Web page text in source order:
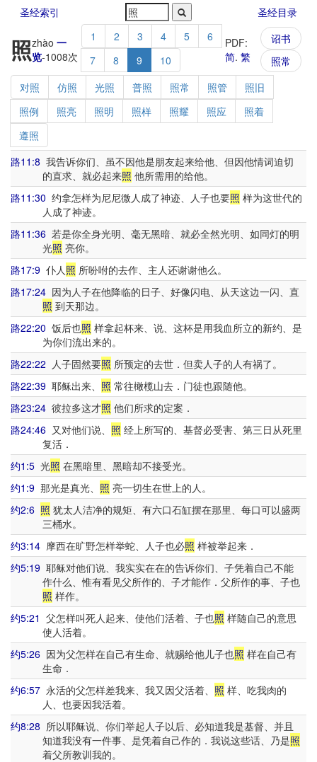
圣经索引 圣经目录
照zhào 一
览-1008次
1 2 3 4 5
6
7
8 9 10
PDF:
简. 繁
诏书
照常
对照
仿照 光照 普照 照常 照管
照旧
照例
照亮 照明 照样 照耀 照应
照着
遵照
路11:8 我告诉你们、虽不因他是朋友起来给他、但因他情词迫切
的直求、就必起来照 他所需用的给他。
路11:30 约拿怎样为尼尼微人成了神迹、人子也要照 样为这世代的
人成了神迹。
路11:36 若是你全身光明、毫无黑暗、就必全然光明、如同灯的明
光照 亮你。
路17:9 仆人照 所吩咐的去作、主人还谢谢他么。
路17:24 因为人子在他降临的日子、好像闪电、从天这边一闪、直
照 到天那边。
路22:20 饭后也照 样拿起杯来、说、这杯是用我血所立的新约、是
为你们流出来的。
路22:22 人子固然要照 所预定的去世．但卖人子的人有祸了。
路22:39 耶稣出来、 照 常往橄榄山去．门徒也跟随他。
路23:24 彼拉多这才照 他们所求的定案．
路24:46 又对他们说、 照 经上所写的、基督必受害、第三日从死里
复活．
约1:5 光照 在黑暗里、黑暗却不接受光。
约1:9 那光是真光、 照 亮一切生在世上的人。
约2:6 照 犹太人洁净的规矩、有六口石缸摆在那里、每口可以盛两
三桶水。
约3:14 摩西在旷野怎样举蛇、人子也必照 样被举起来．
约5:19 耶稣对他们说、我实实在在的告诉你们、子凭着自己不能
作什么、惟有看见父所作的、子才能作．父所作的事、子也
照 样作。
约5:21 父怎样叫死人起来、使他们活着、子也照 样随自己的意思
使人活着。
约5:26 因为父怎样在自己有生命、就赐给他儿子也照 样在自己有
生命．
约6:57 永活的父怎样差我来、我又因父活着、 照 样、吃我肉的
人、也要因我活着。
约8:28 所以耶稣说、你们举起人子以后、必知道我是基督、并且
知道我没有一件事、是凭着自己作的．我说这些话、乃是照
着父所教训我的。